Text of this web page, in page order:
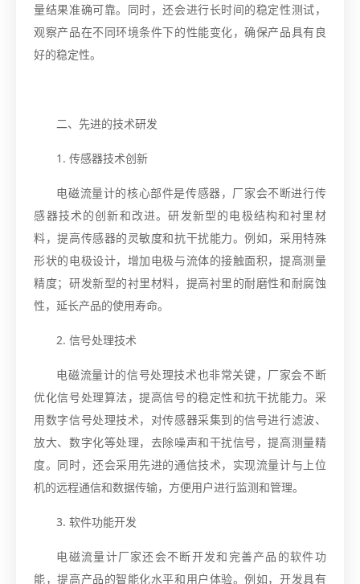
量结果准确可靠。同时，还会进行长时间的稳定性测试，
观察产品在不同环境条件下的性能变化，确保产品具有良
好的稳定性。
二、先进的技术研发
1. 传感器技术创新
电磁流量计的核心部件是传感器，厂家会不断进行传
感器技术的创新和改进。研发新型的电极结构和衬里材
料，提高传感器的灵敏度和抗干扰能力。例如，采用特殊
形状的电极设计，增加电极与流体的接触面积，提高测量
精度；研发新型的衬里材料，提高衬里的耐磨性和耐腐蚀
性，延长产品的使用寿命。
2. 信号处理技术
电磁流量计的信号处理技术也非常关键，厂家会不断
优化信号处理算法，提高信号的稳定性和抗干扰能力。采
用数字信号处理技术，对传感器采集到的信号进行滤波、
放大、数字化等处理，去除噪声和干扰信号，提高测量精
度。同时，还会采用先进的通信技术，实现流量计与上位
机的远程通信和数据传输，方便用户进行监测和管理。
3. 软件功能开发
电磁流量计厂家还会不断开发和完善产品的软件功
能，提高产品的智能化水平和用户体验。例如，开发具有